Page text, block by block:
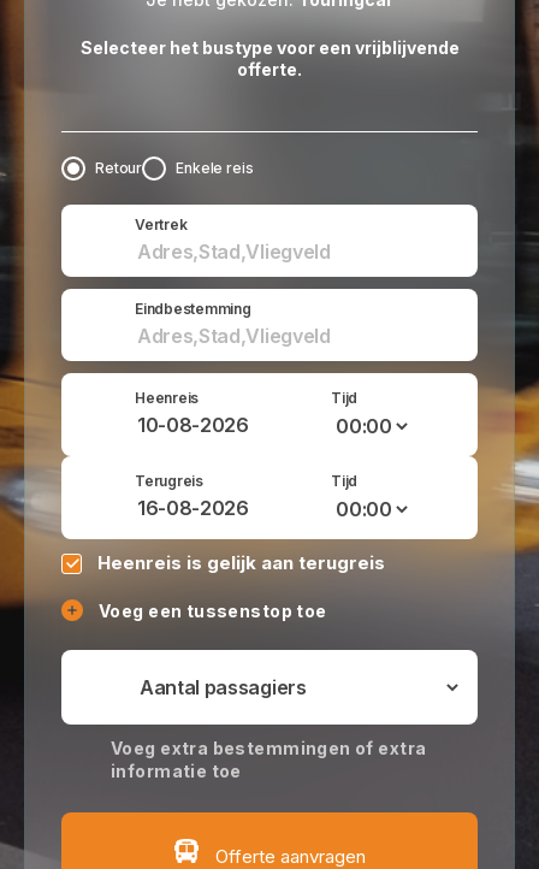
Selecteer het bustype voor een vrijblijvende
offerte.
Retour Enkele reis
Vertrek
Eindbestemming
Heenreis Tijd
Terugreis Tijd
Heenreis is gelijk aan terugreis
Voeg een tussenstop toe
Voeg extra bestemmingen of extra
informatie toe
Offerte aanvragen